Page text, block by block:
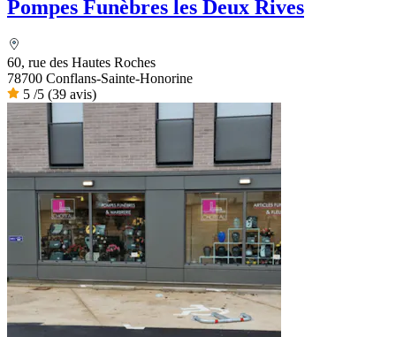
Pompes Funèbres les Deux Rives
60, rue des Hautes Roches
78700 Conflans-Sainte-Honorine
5 /5 (39 avis)